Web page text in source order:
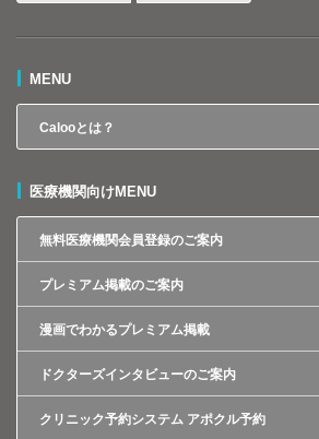
MENU
Calooとは？
医療機関向けMENU
無料医療機関会員登録のご案内
プレミアム掲載のご案内
漫画でわかるプレミアム掲載
ドクターズインタビューのご案内
クリニック予約システム アポクル予約